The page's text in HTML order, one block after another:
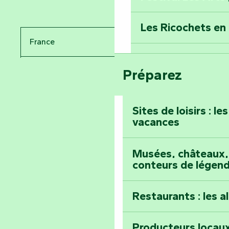
Voyagez dans le
Maillezais
Montez au
Les Ricochets
Tout l'agenda
Préparez
Sites de loisirs :
vacances
Musées,
conteurs de
Restaurants : les
France